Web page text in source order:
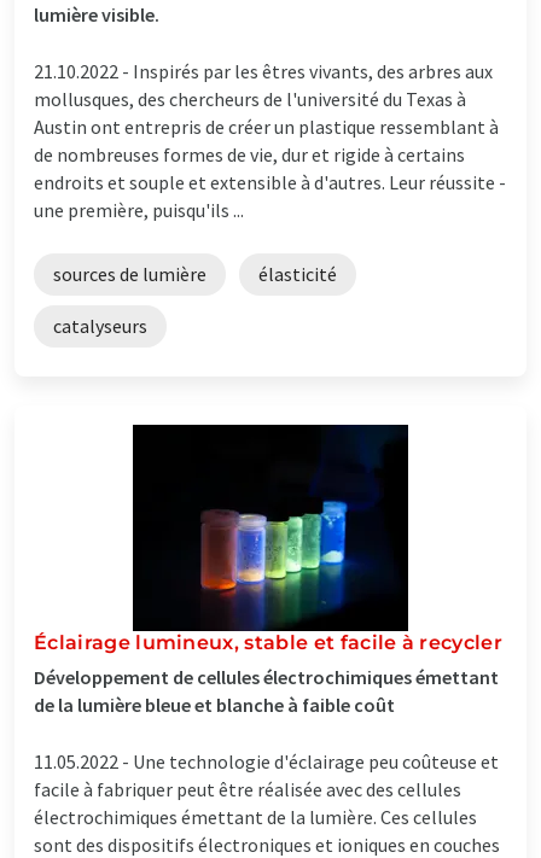
lumière visible.
21.10.2022 - Inspirés par les êtres vivants, des arbres aux
mollusques, des chercheurs de l'université du Texas à
Austin ont entrepris de créer un plastique ressemblant à
de nombreuses formes de vie, dur et rigide à certains
endroits et souple et extensible à d'autres. Leur réussite -
une première, puisqu'ils ...
sources de lumière élasticité
catalyseurs
Éclairage lumineux, stable et facile à recycler
Développement de cellules électrochimiques émettant
de la lumière bleue et blanche à faible coût
11.05.2022 - Une technologie d'éclairage peu coûteuse et
facile à fabriquer peut être réalisée avec des cellules
électrochimiques émettant de la lumière. Ces cellules
sont des dispositifs électroniques et ioniques en couches